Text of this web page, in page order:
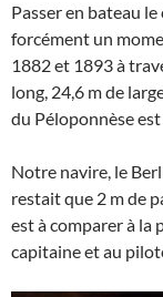
Passer en bateau
forcément un
1882 et 1893 à
long, 24,6 m de
du Péloponnèse
Notre navire, le
restait que 2 m de
est à comparer à la
capitaine et au